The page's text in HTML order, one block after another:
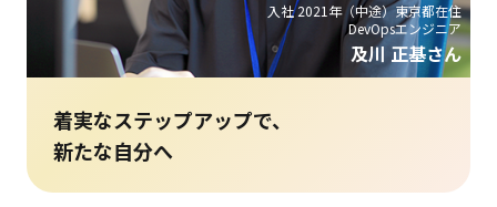
入社 2021年（中途）東京都在住
DevOpsエンジニア
及川 正基さん
着実なステップアップで、
新たな自分へ